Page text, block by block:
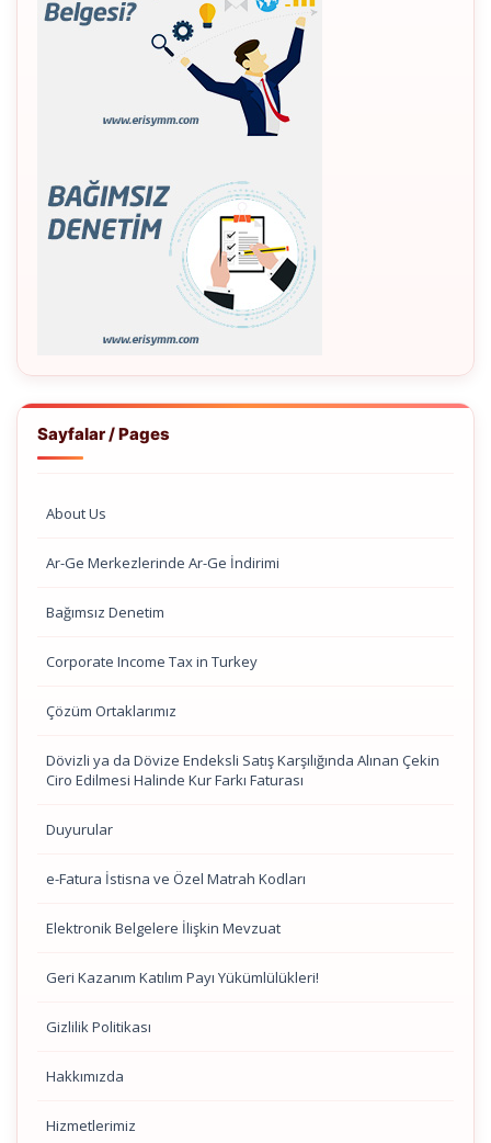
Sayfalar / Pages
About Us
Ar-Ge Merkezlerinde Ar-Ge İndirimi
Bağımsız Denetim
Corporate Income Tax in Turkey
Çözüm Ortaklarımız
Dövizli ya da Dövize Endeksli Satış Karşılığında Alınan Çekin
Ciro Edilmesi Halinde Kur Farkı Faturası
Duyurular
e-Fatura İstisna ve Özel Matrah Kodları
Elektronik Belgelere İlişkin Mevzuat
Geri Kazanım Katılım Payı Yükümlülükleri!
Gizlilik Politikası
Hakkımızda
Hizmetlerimiz